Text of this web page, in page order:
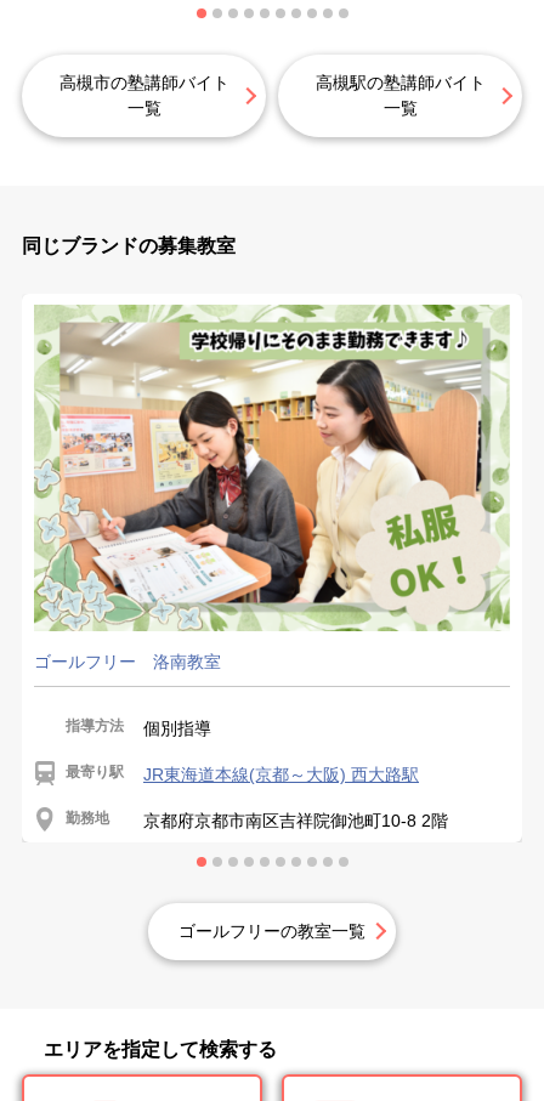
高槻市の塾講師バイト
一覧
高槻駅の塾講師バイト
一覧
同じブランドの募集教室
ゴールフリー 洛南教室
指導方法 個別指導
最寄り駅 JR東海道本線(京都～大阪) 西大路駅
勤務地 京都府京都市南区吉祥院御池町10-8 2階
ゴールフリーの教室一覧
エリアを指定して検索する